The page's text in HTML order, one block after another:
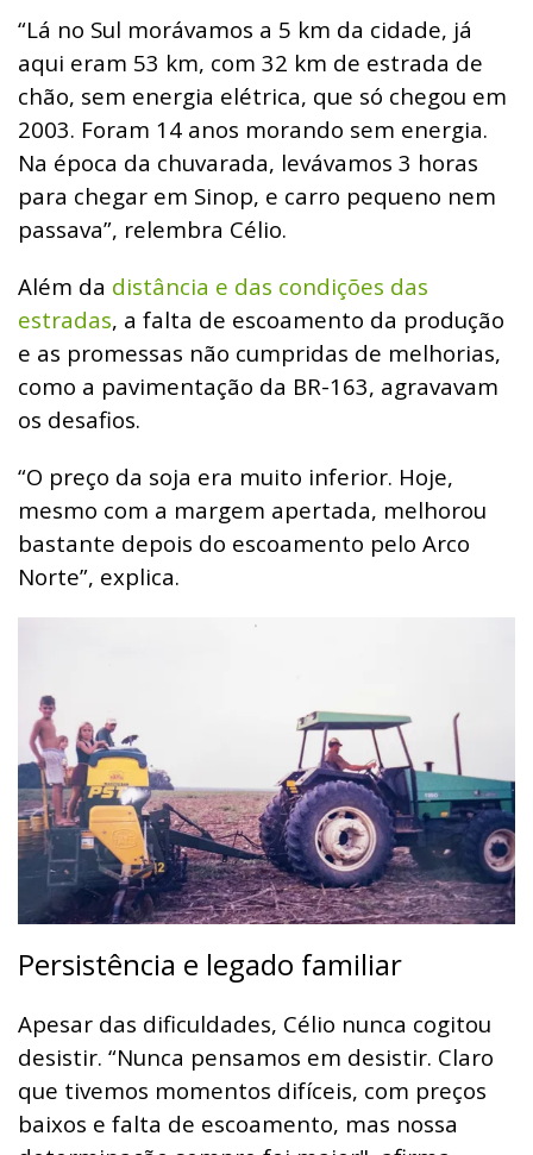
“Lá no Sul morávamos a 5 km da cidade, já
aqui eram 53 km, com 32 km de estrada de
chão, sem energia elétrica, que só chegou em
2003. Foram 14 anos morando sem energia.
Na época da chuvarada, levávamos 3 horas
para chegar em Sinop, e carro pequeno nem
passava”, relembra Célio.
Além da distância e das condições das
estradas, a falta de escoamento da produção
e as promessas não cumpridas de melhorias,
como a pavimentação da BR-163, agravavam
os desafios.
“O preço da soja era muito inferior. Hoje,
mesmo com a margem apertada, melhorou
bastante depois do escoamento pelo Arco
Norte”, explica.
Persistência e legado familiar
Apesar das dificuldades, Célio nunca cogitou
desistir. “Nunca pensamos em desistir. Claro
que tivemos momentos difíceis, com preços
baixos e falta de escoamento, mas nossa